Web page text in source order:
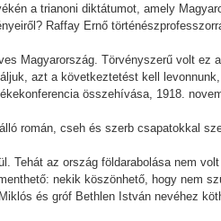
a trianoni diktátumot, amely
Raffay Ernő
Magyarország. Törvényszerű volt ez
azt a következtetést kell
összehívása, 1918.
román, cseh és szerb csapatokkal
Tehát az ország földarabolása nem
nekik köszönhető, hogy nem
és gróf Bethlen István nevéhez